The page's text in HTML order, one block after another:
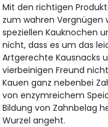
Mit den richtigen
zum wahren Vergnügen
speziellen Kauknochen
nicht, dass es um das
Artgerechte Kausnacks
vierbeinigen Freund
Kauen ganz nebenbei
von enzymreichem
Bildung von Zahnbelag
Wurzel angeht.